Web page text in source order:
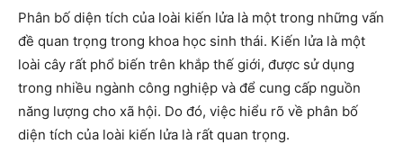
Phân bố diện tích của loài kiến lửa là một trong những vấn
đề quan trọng trong khoa học sinh thái. Kiến lửa là một
loài cây rất phổ biến trên khắp thế giới, được sử dụng
trong nhiều ngành công nghiệp và để cung cấp nguồn
năng lượng cho xã hội. Do đó, việc hiểu rõ về phân bố
diện tích của loài kiến lửa là rất quan trọng.